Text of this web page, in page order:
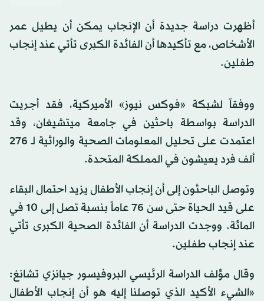
أظهرت دراسة جديدة أن الإنجاب يمكن أن يطيل عمر
الأشخاص، مع تأكيدها أن الفائدة الكبرى تأتي عند إنجاب
طفلين.
ووفقاً لشبكة «فوكس نيوز» الأميركية، فقد أجريت
الدراسة بواسطة باحثين في جامعة ميتشيغان، وقد
اعتمدت على تحليل المعلومات الصحية والوراثية لـ 276
ألف فرد يعيشون في المملكة المتحدة.
وتوصل الباحثون إلى أن إنجاب الأطفال يزيد احتمال البقاء
على قيد الحياة حتى سن 76 عاماً بنسبة تصل إلى 10 في
المائة. ووجدت الدراسة أن الفائدة الصحية الكبرى تأتي
عند إنجاب طفلين.
وقال مؤلف الدراسة الرئيسي البروفيسور جيانزي تشانغ:
«الشيء الأكيد الذي توصلنا إليه هو أن إنجاب الأطفال